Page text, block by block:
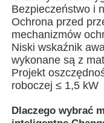
Rotacyjna
Wielopasmowa
Maszyna do
Bezpieczeństwo i
Ochrona przed
mechanizmów
Niski wskaźnik
wykonane są z
Projekt
roboczej ≤ 1,5 kW
Dlaczego wybrać